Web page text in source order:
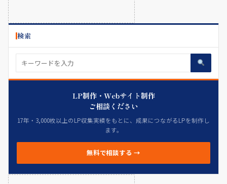
検索
LP制作・Webサイト制作
ご相談ください
17年・3,000枚以上のLP収集実績をもとに、成果につながるLPを制作し
ます。
無料で相談する →